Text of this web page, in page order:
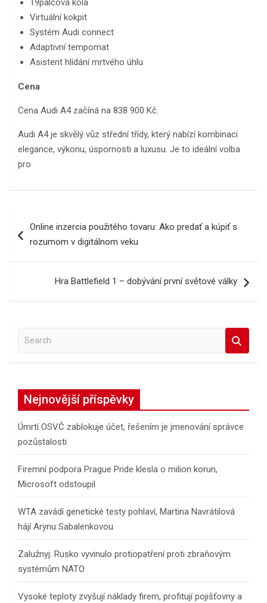
19palcová kola
Virtuální kokpit
Systém Audi connect
Adaptivní tempomat
Asistent hlídání mrtvého úhlu
Cena
Cena Audi A4 začíná na 838 900 Kč.
Audi A4 je skvělý vůz střední třídy, který nabízí kombinaci
elegance, výkonu, úspornosti a luxusu. Je to ideální volba
pro
proOnline inzercia použitého tovaru: Ako predať a kúpiť s
rozumom v digitálnom veku
Hra Battlefield 1 – dobývání první světové války
a
h
Nejnovější příspěvky
Úmrtí OSVČ zablokuje účet, řešením je jmenování správce
pozůstalosti
Firemní podpora Prague Pride klesla o milion korun,
Microsoft odstoupil
WTA zavádí genetické testy pohlaví, Martina Navrátilová
hájí Arynu Sabalenkovou
Zalužnyj: Rusko vyvinulo protiopatření proti zbraňovým
systémům NATO
Vysoké teploty zvyšují náklady firem, profitují pojišťovny a